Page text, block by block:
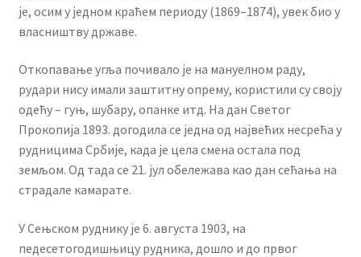
је, осим у једном краћем периоду (1869–1874), увек био у
власништву државе.
Откопавање угља почивало је на мануелном раду,
рудари нису имали заштитну опрему, користили су своју
одећу – гуњ, шубару, опанке итд. На дан Светог
Прокопија 1893. догодила се једна од највећих несрећа у
рудницима Србије, када је цела смена остала под
земљом. Од тада се 21. јул обележава као дан сећања на
страдале камарате.
У Сењском руднику је 6. августа 1903, на
педесетогодишњицу рудника, дошло и до првог